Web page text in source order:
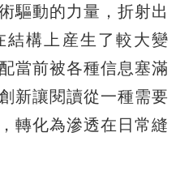
驅動的力量，折射出
結構上産生了較大變
當前被各種信息塞滿
新讓閱讀從一種需要
轉化為滲透在日常縫